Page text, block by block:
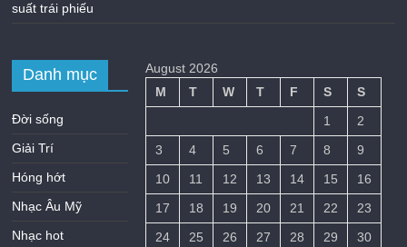
suất trái phiếu
Danh mục
Đời sống
Giải Trí
Hóng hớt
Nhạc Âu Mỹ
Nhạc hot
August 2026
M
T W T F S
S
1
2
3
4 5 6 7 8
9
10
11 12 13 14 15
16
17
18 19 20 21 22
23
24
25 26 27 28 29 30